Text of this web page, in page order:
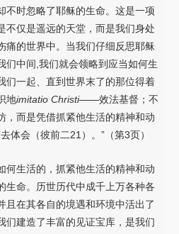
不时忽略了耶稣的生命。这是一项
仅是遥远的天堂，而是我们身处
痛的世界中。当我们仔细反思耶稣
们中间,我们就会领略到应当如何生
一起、直到世界末了的那位得着
地imitatio Christi——效法基督；不
，而是凭借抓紧他生活的精神和动
体会（彼前二21）。”（第3页）
何生活的，抓紧他生活的精神和动
生命。历世历代中成千上万各种各
且在其各自的境遇和环境中活出了
们建造了丰富的见证宝库，是我们